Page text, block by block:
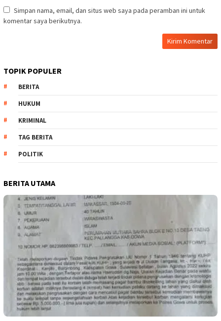
Simpan nama, email, dan situs web saya pada peramban ini untuk
komentar saya berikutnya.
TOPIK POPULER
BERITA
HUKUM
KRIMINAL
TAG BERITA
POLITIK
BERITA UTAMA